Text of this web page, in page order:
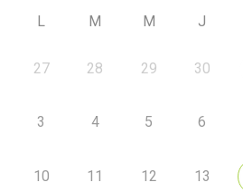
L M M J
27 28 29 30
3 4 5 6
10 11 12 13